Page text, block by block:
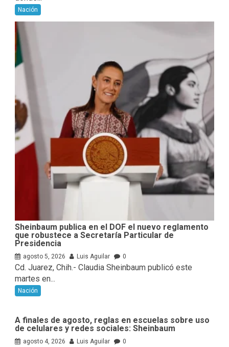
Nación
Sheinbaum publica en el DOF el nuevo reglamento
que robustece a Secretaría Particular de
Presidencia
agosto 5, 2026 Luis Aguilar 0
Cd. Juarez, Chih.- Claudia Sheinbaum publicó este
martes en...
Nación
A finales de agosto, reglas en escuelas sobre uso
de celulares y redes sociales: Sheinbaum
agosto 4, 2026 Luis Aguilar 0